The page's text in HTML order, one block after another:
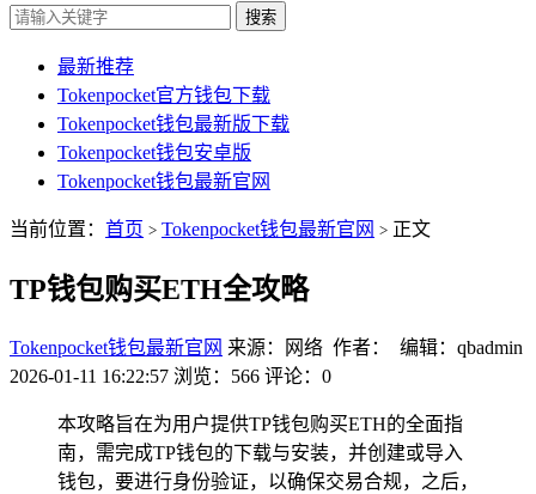
搜索
最新推荐
Tokenpocket官方钱包下载
Tokenpocket钱包最新版下载
Tokenpocket钱包安卓版
Tokenpocket钱包最新官网
当前位置： 首页 > Tokenpocket钱包最新官网 > 正文
TP钱包购买ETH全攻略
Tokenpocket钱包最新官网 来源：网络 作者： 编辑：qbadmin
2026-01-11 16:22:57 浏览：566 评论：0
本攻略旨在为用户提供TP钱包购买ETH的全面指
南，需完成TP钱包的下载与安装，并创建或导入
钱包，要进行身份验证，以确保交易合规，之后，